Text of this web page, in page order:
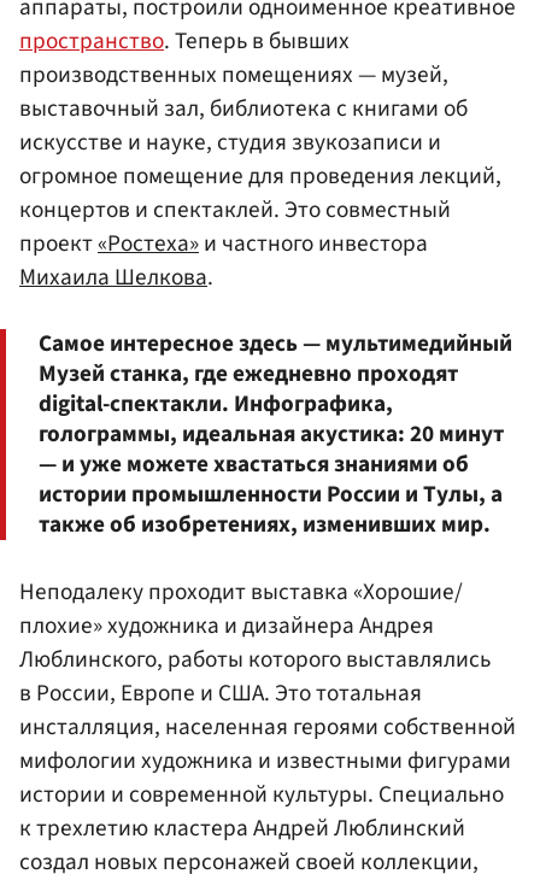
аппараты, построили одноименное креативное
пространство. Теперь в бывших
производственных помещениях — музей,
выставочный зал, библиотека с книгами об
искусстве и науке, студия звукозаписи и
огромное помещение для проведения лекций,
концертов и спектаклей. Это совместный
проект«Ростеха»и частного инвестора
Михаила Шелкова.
Самое интересное здесь — мультимедийный
Музей станка, где ежедневно проходят
digital-спектакли. Инфографика,
голограммы, идеальная акустика: 20 минут
— и уже можете хвастаться знаниями об
истории промышленности России и Тулы, а
также об изобретениях, изменивших мир.
Неподалеку проходит выставка «Хорошие/
плохие» художника и дизайнера Андрея
Люблинского, работы которого выставлялись
в России, Европе и США. Это тотальная
инсталляция, населенная героями собственной
мифологии художника и известными фигурами
истории и современной культуры. Специально
к трехлетию кластера Андрей Люблинский
создал новых персонажей своей коллекции,